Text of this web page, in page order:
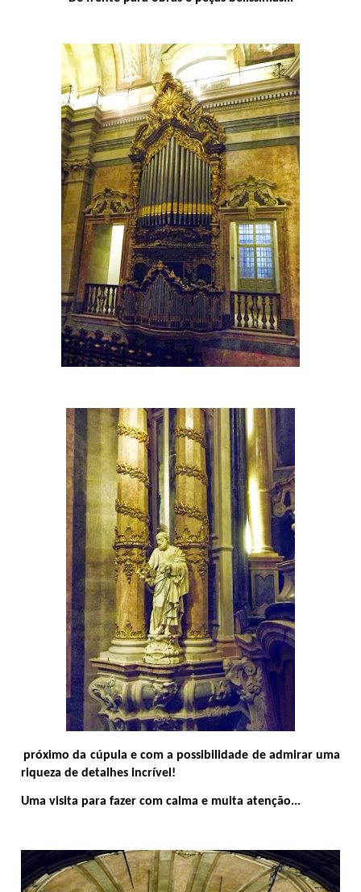
próximo da cúpula e com a possibilidade de admirar uma
riqueza de detalhes incrível!
Uma visita para fazer com calma e muita atenção...